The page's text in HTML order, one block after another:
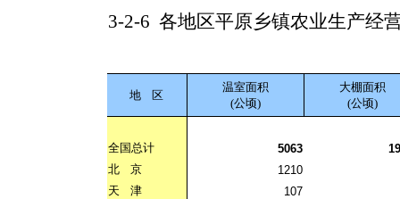
3-2-6 各地区平原乡镇农业生产经
地 区
温室面积
(公顷)
大棚面积
(公顷)
全国总计 5063
北
京
1210
天
津
107